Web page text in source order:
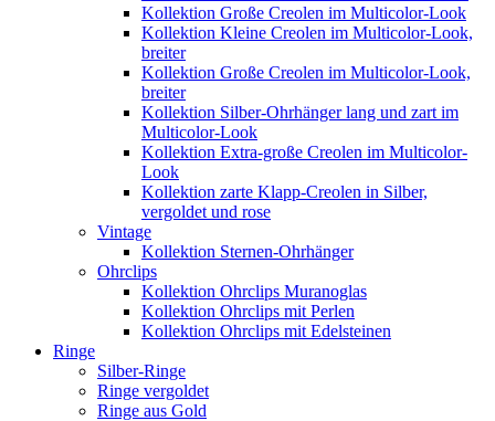
Kollektion Große Creolen im Multicolor-Look
Kollektion Kleine Creolen im Multicolor-Look,
breiter
Kollektion Große Creolen im Multicolor-Look,
breiter
Kollektion Silber-Ohrhänger lang und zart im
Multicolor-Look
Kollektion Extra-große Creolen im Multicolor-
Look
Kollektion zarte Klapp-Creolen in Silber,
vergoldet und rose
Vintage
Kollektion Sternen-Ohrhänger
Ohrclips
Kollektion Ohrclips Muranoglas
Kollektion Ohrclips mit Perlen
Kollektion Ohrclips mit Edelsteinen
Ringe
Silber-Ringe
Ringe vergoldet
Ringe aus Gold